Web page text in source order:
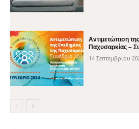
Αντιμετώπιση
Παχυσαρκίας –
14 Σεπτεμβρίου